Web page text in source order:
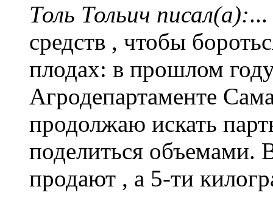
Толь Тольич писал(а):...
средств , чтобы
плодах: в прошлом
Агродепартаменте
продолжаю искать
поделиться объемами.
продают , а 5-ти